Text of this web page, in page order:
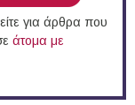
για άρθρα που
άτομα με